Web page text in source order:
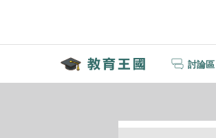
討論區